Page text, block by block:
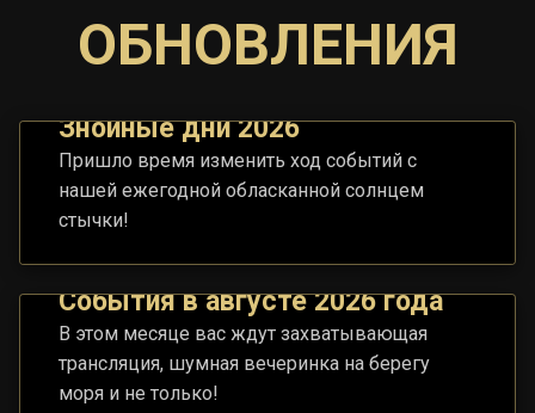
ОБНОВЛЕНИЯ
Знойные дни 2026
Пришло время изменить ход событий с
нашей ежегодной обласканной солнцем
стычки!
События в августе 2026 года
В этом месяце вас ждут захватывающая
трансляция, шумная вечеринка на берегу
моря и не только!